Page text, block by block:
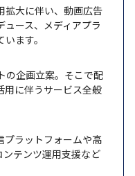
拡大に伴い、動画広告
ース、メディアプラ
ます。
の企画立案。そこで配
用に伴うサービス全般
プラットフォームや高
テンツ運用支援など